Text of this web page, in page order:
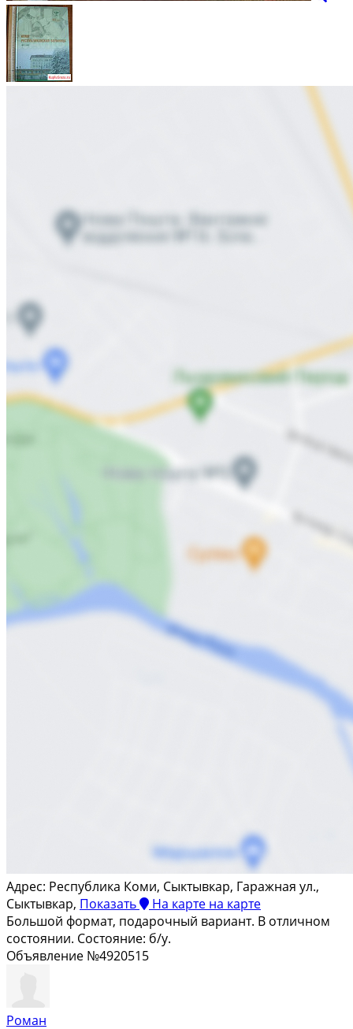
Адрес: Республика Коми, Сыктывкар, Гаражная ул.,
Сыктывкар, Показать На карте на карте
Большой формат, подарочный вариант. В отличном
состоянии. Состояние: б/у.
Объявление №4920515
Роман